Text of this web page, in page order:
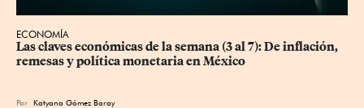
ECONOMÍA
Las claves económicas de la semana (3 al 7): De inflación,
remesas y política monetaria en México
Por Katyana Gómez Baray